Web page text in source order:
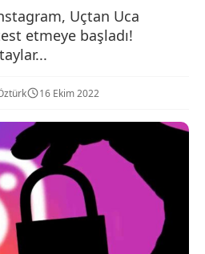
Uçtan Uca
etmeye başladı!
16 Ekim 2022